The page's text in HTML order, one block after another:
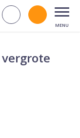
Zoek op
Bel
vergrote